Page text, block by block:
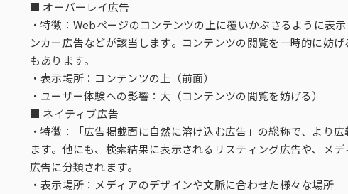
全国CMマスタ
健食サプリ＋ヘル
ート
■ オーバーレイ広告
・特徴：Webページのコンテンツの上に覆いかぶさるように表
ンカー広告などが該当します。コンテンツの閲覧を一時的に妨
もあります。
・表示場所：コンテンツの上（前面）
・ユーザー体験への影響：大（コンテンツの閲覧を妨げる）
■ ネイティブ広告
・特徴：「広告掲載面に自然に溶け込む広告」の総称で、より
ます。他にも、検索結果に表示されるリスティング広告や、メ
広告に分類されます。
・表示場所：メディアのデザインや文脈に合わせた様々な場所